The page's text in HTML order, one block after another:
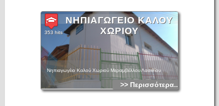
ΝΗΠΙΑΓΩΓΕΙΟ ΚΑΛΟΥ
ΧΩΡΙΟΥ
353 hits
Νηπιαγωγέιο Καλού Χωριού Μεραμβέλλου Λασιθίου
>> Περισσότερα...